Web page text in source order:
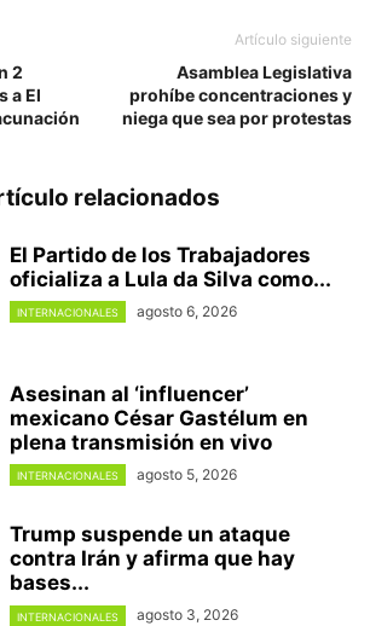
2
a El
Artículo siguiente
Asamblea Legislativa
prohíbe concentraciones y
niega que sea por protestas
relacionados
El Partido de los Trabajadores
oficializa a Lula da Silva como...
INTERNACIONALES agosto 6, 2026
Asesinan al ‘influencer’
mexicano César Gastélum en
plena transmisión en vivo
INTERNACIONALES agosto 5, 2026
Trump suspende un ataque
contra Irán y afirma que hay
bases...
INTERNACIONALES agosto 3, 2026